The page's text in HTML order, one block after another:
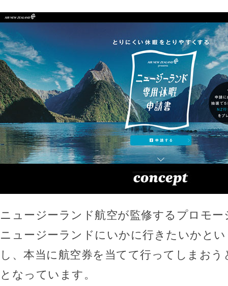
ニュージーランド航空が監修するプロモ
ニュージーランドにいかに行きたいかと
し、本当に航空券を当てて行ってしまおう
となっています。